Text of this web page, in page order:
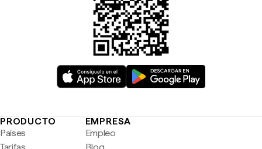
PRODUCTO
Países
EMPRESA
Empleo